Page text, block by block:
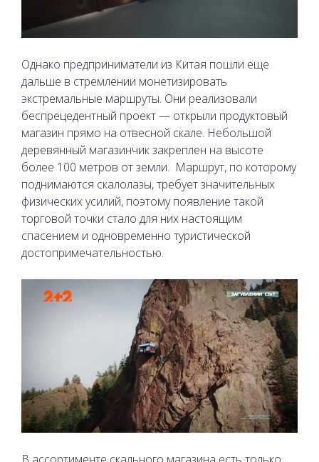
Однако предприниматели из Китая пошли еще
дальше в стремлении монетизировать
экстремальные маршруты. Они реализовали
беспрецедентный проект — открыли продуктовый
магазин прямо на отвесной скале. Небольшой
деревянный магазинчик закреплен на высоте
более 100 метров от земли. Маршрут, по которому
поднимаются скалолазы, требует значительных
физических усилий, поэтому появление такой
торговой точки стало для них настоящим
спасением и одновременно туристической
достопримечательностью.